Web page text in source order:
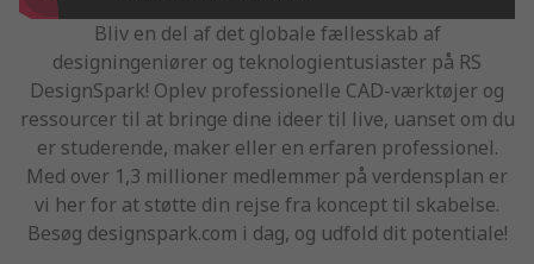
Bliv en del af det globale fællesskab af
designingeniører og teknologientusiaster på RS
DesignSpark! Oplev professionelle CAD-værktøjer og
ressourcer til at bringe dine ideer til live, uanset om du
er studerende, maker eller en erfaren professionel.
Med over 1,3 millioner medlemmer på verdensplan er
vi her for at støtte din rejse fra koncept til skabelse.
Besøg designspark.com i dag, og udfold dit potentiale!